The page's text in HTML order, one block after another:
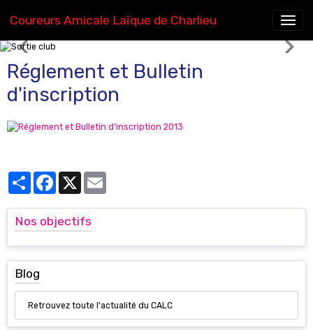
Coureurs Amicale Laïque de Charlieu
Réglement et Bulletin
d'inscription
PartagerFacebook
Nos objectifs
Blog
Retrouvez toute l'actualité du CALC